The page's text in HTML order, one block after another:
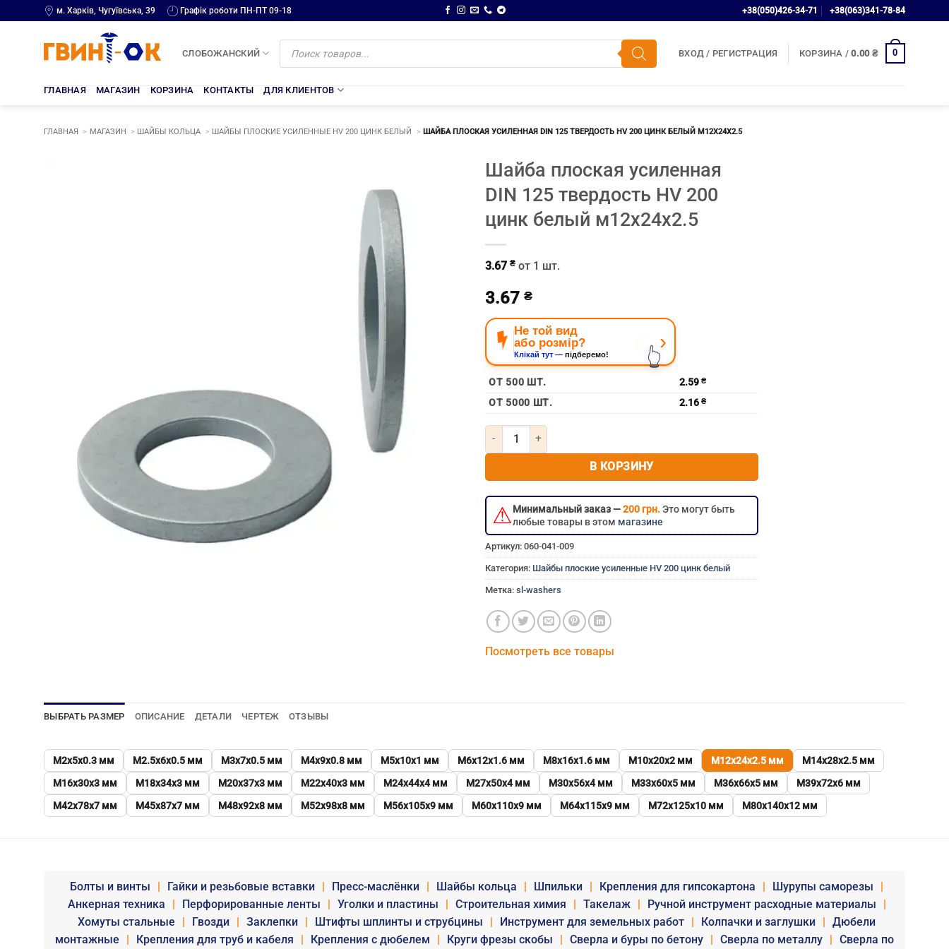
to
м. Харків, Чугуївська, 39 Графік роботи ПН-ПТ 09-18 +38(050)426-34-71 +38(063)341-78-84
СЛОБОЖАНСКИЙ
Поиск
товаров
ВХОД / РЕГИСТРАЦИЯ КОРЗИНА /0.00 ₴ 0
ГЛАВНАЯ МАГАЗИН КОРЗИНА КОНТАКТЫ ДЛЯ КЛИЕНТОВ
ГЛАВНАЯ МАГАЗИН ШАЙБЫ КОЛЬЦА ШАЙБЫ ПЛОСКИЕ УСИЛЕННЫЕ HV 200 ЦИНК БЕЛЫЙ ШАЙБА ПЛОСКАЯ УСИЛЕННАЯ DIN 125 ТВЕРДОСТЬ HV 200 ЦИНК БЕЛЫЙ М12Х24Х2.5
Шайба плоская усиленная
DIN 125 твердость HV 200
цинк белый м12х24х2.5
3.67 ₴ от 1 шт.
3.67 ₴
Не той вид
або розмір?
Клікай тут — підберемо!
›
👆
ОТ 500 ШТ. 2.59 ₴
ОТ 5000 ШТ. 2.16 ₴
Количество товара Шайба плоская усиленная DIN 125 твердость HV 200 цинк белый м12х24х2.5
В КОРЗИНУ
⚠Минимальный заказ —200 грн.Это могут быть
любые товары в этом магазине
Артикул: 060-041-009
Категория: Шайбы плоские усиленные HV 200 цинк белый
Метка: sl-washers
Посмотреть все товары
ВЫБРАТЬ РАЗМЕР ОПИСАНИЕ ДЕТАЛИ ЧЕРТЕЖ ОТЗЫВЫ
М2х5х0.3 мм М2.5х6х0.5 мм М3х7х0.5 мм М4х9х0.8 мм М5х10х1 мм М6х12х1.6 мм М8х16х1.6 мм М10х20х2 мм М12х24х2.5 мм
М14х28х2.5 мм
М16х30х3 мм
М18х34х3 мм М20х37х3 мм М22х40х3 мм М24х44х4 мм М27х50х4 мм М30х56х4 мм М33х60х5 мм М36х66х5 мм
М39х72х6 мм
М42х78х7 мм
М45х87х7 мм М48х92х8 мм М52х98х8 мм М56х105х9 мм М60х110х9 мм М64х115х9 мм М72х125х10 мм М80х140х12 мм
Болты и винты Гайки и резьбовые вставки Пресс-маслёнки Шайбы кольца Шпильки Крепления для гипсокартона Шурупы саморезы
Анкерная техника
Перфорированные ленты Уголки и пластины Строительная химия Такелаж Ручной инструмент расходные материалы
Хомуты стальные
Гвозди Заклепки Штифты шплинты и струбцины Инструмент для земельных работ Колпачки и заглушки
Дюбели
монтажные
Крепления для труб и кабеля Крепления с дюбелем Круги фрезы скобы Сверла и буры по бетону Сверла по металлу Сверла по